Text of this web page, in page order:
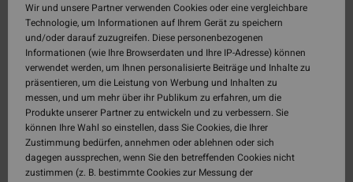
Wir und unsere Partner verwenden Cookies oder eine vergleichbare
Technologie, um Informationen auf Ihrem Gerät zu speichern
und/oder darauf zuzugreifen. Diese personenbezogenen
Informationen (wie Ihre Browserdaten und Ihre IP-Adresse) können
verwendet werden, um Ihnen personalisierte Beiträge und Inhalte zu
präsentieren, um die Leistung von Werbung und Inhalten zu
messen, und um mehr über ihr Publikum zu erfahren, um die
Produkte unserer Partner zu entwickeln und zu verbessern. Sie
können Ihre Wahl so einstellen, dass Sie Cookies, die Ihrer
Zustimmung bedürfen, annehmen oder ablehnen oder sich
dagegen aussprechen, wenn Sie den betreffenden Cookies nicht
zustimmen (z. B. bestimmte Cookies zur Messung der